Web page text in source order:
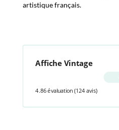
artistique français.
Affiche Vintage
4.86 évaluation (124 avis)